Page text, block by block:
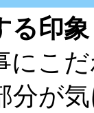
る印
にこ
分が